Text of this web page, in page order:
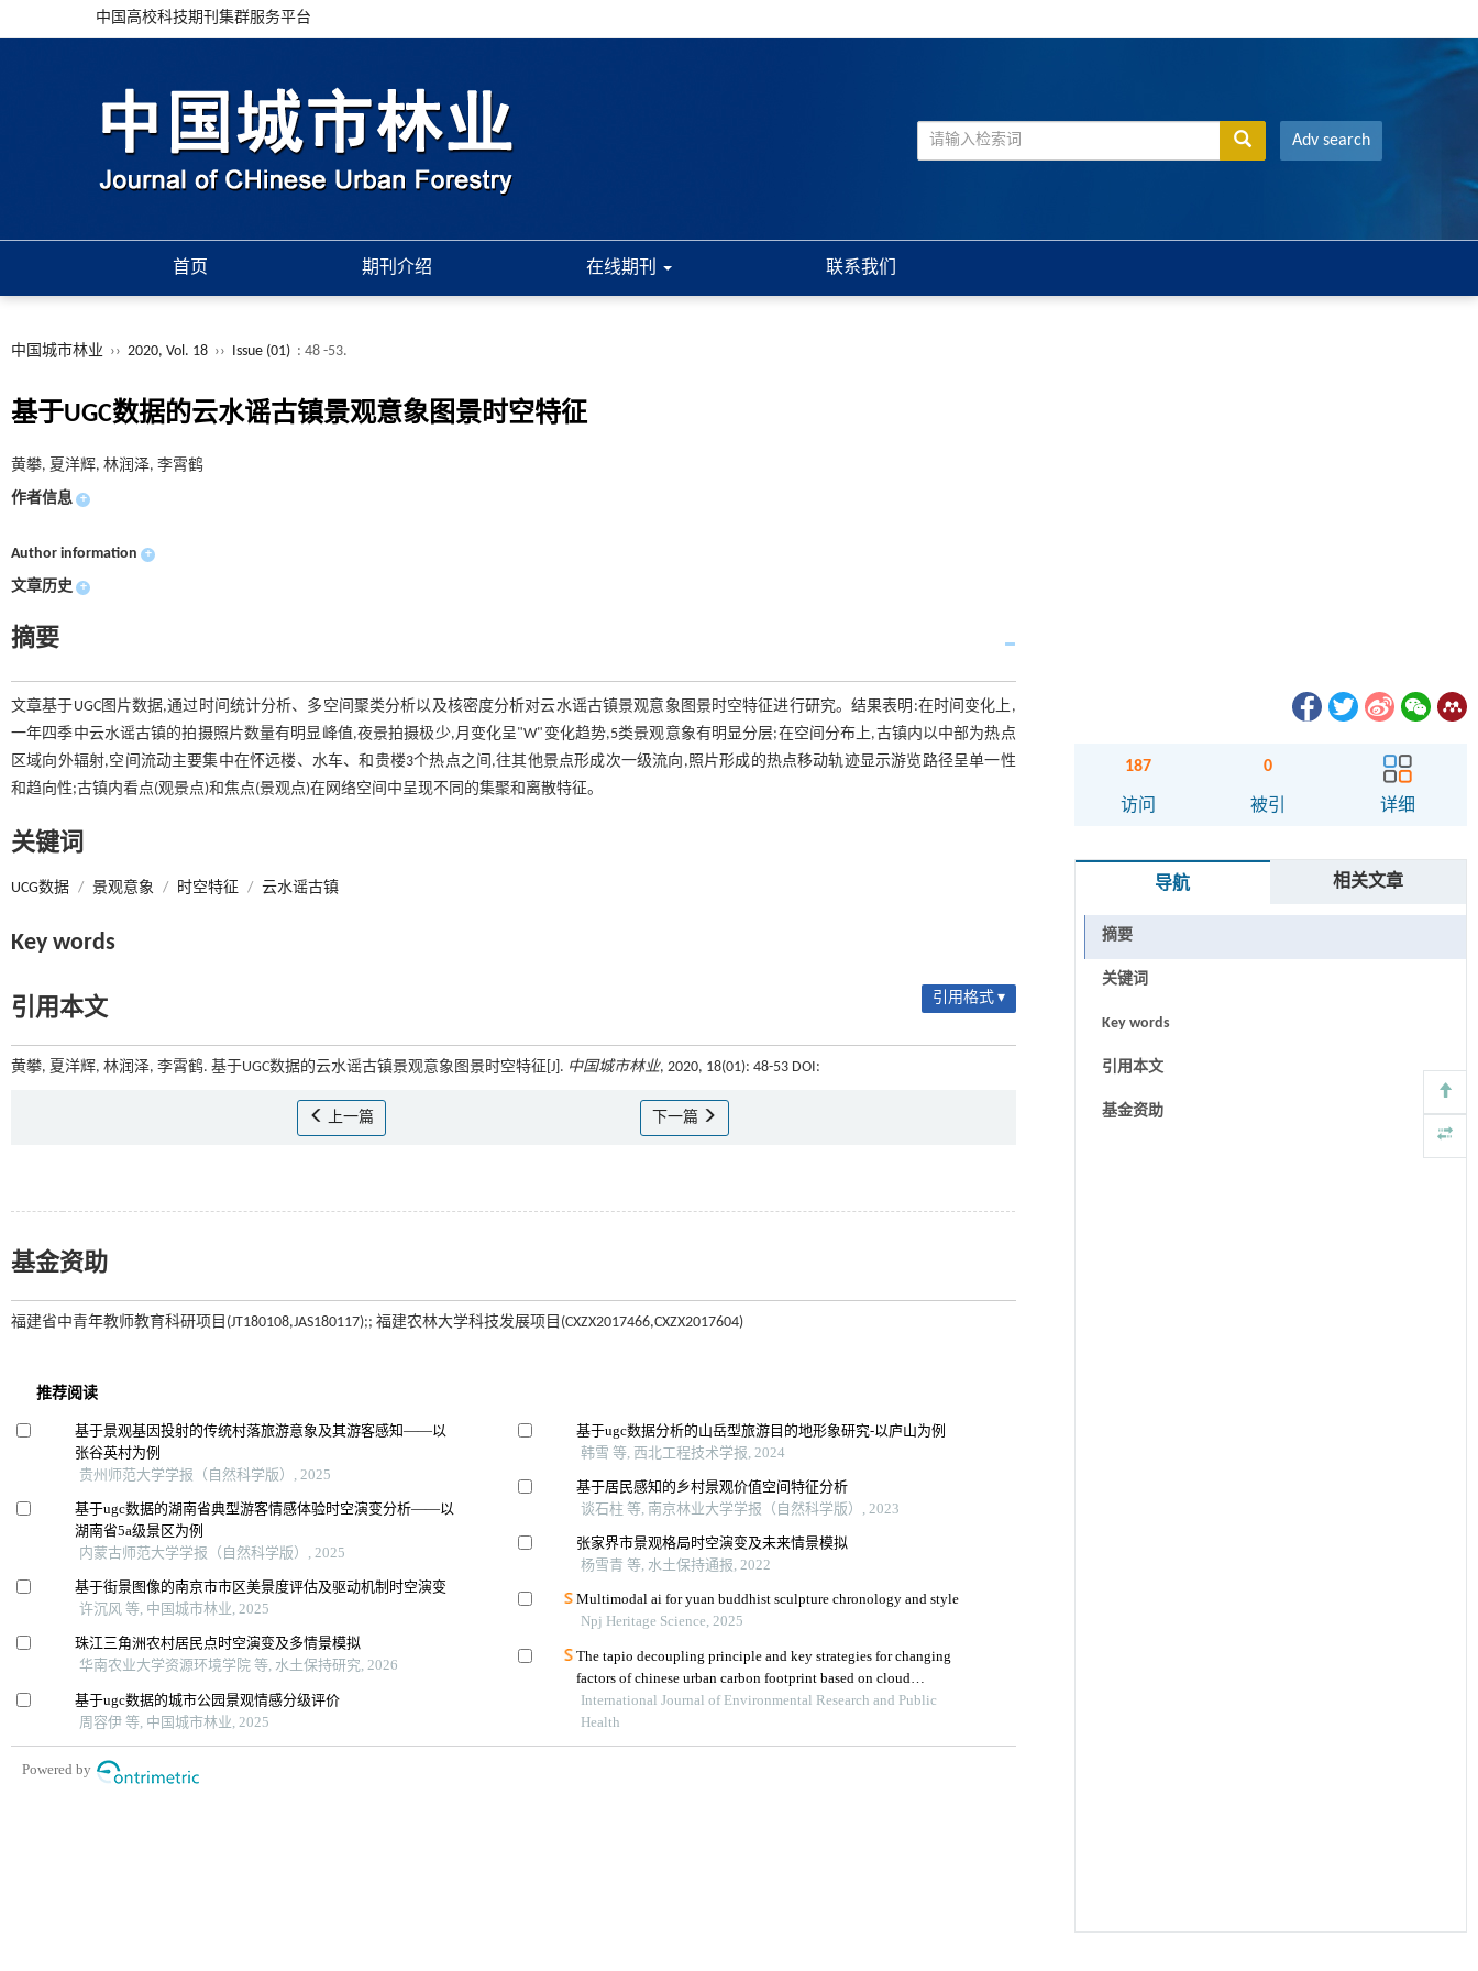
中国高校科技期刊集群服务平台
Adv search
首页 期刊介绍 在线期刊 联系我们
中国城市林业 ›› 2020, Vol. 18 ›› Issue (01) : 48 -53.
基于UGC数据的云水谣古镇景观意象图景时空特征
黄攀, 夏洋辉, 林润泽, 李霄鹤
作者信息 +
Author information +
文章历史 +
摘要
文章基于UGC图片数据,通过时间统计分析、多空间聚类分析以及核密度分析对云水谣古镇景观意象图景时空特征进行研究。结果表明:在时间变化上,
一年四季中云水谣古镇的拍摄照片数量有明显峰值,夜景拍摄极少,月变化呈"W"变化趋势,5类景观意象有明显分层;在空间分布上,古镇内以中部为热点
区域向外辐射,空间流动主要集中在怀远楼、水车、和贵楼3个热点之间,往其他景点形成次一级流向,照片形成的热点移动轨迹显示游览路径呈单一性
和趋向性;古镇内看点(观景点)和焦点(景观点)在网络空间中呈现不同的集聚和离散特征。
关键词
UCG数据 / 景观意象 / 时空特征 / 云水谣古镇
Key words
引用本文 引用格式 ▾
黄攀, 夏洋辉, 林润泽, 李霄鹤. 基于UGC数据的云水谣古镇景观意象图景时空特征[J]. 中国城市林业, 2020, 18(01): 48-53 DOI:
上一篇 下一篇
基金资助
福建省中青年教师教育科研项目(JT180108,JAS180117);; 福建农林大学科技发展项目(CXZX2017466,CXZX2017604)
187
访问
0
被引 详细
导航 相关文章
摘要
关键词
Key words
引用本文
基金资助